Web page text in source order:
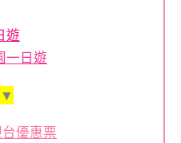
遊
一日遊
優惠票